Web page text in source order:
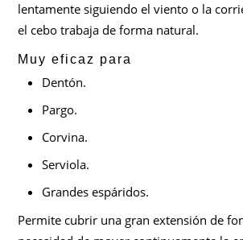
lentamente siguiendo el viento o la
el cebo trabaja de forma natural.
Muy eficaz para
Dentón.
Pargo.
Corvina.
Serviola.
Grandes espáridos.
Permite cubrir una gran extensión de